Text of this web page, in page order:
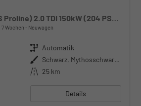
S Line / Proline (S Proline) 2.0 TDI 150kW (204 PS) quattro 7-Gang-Tiptronic
7 Wochen Neuwagen
Getriebe Automatik
Außenfarbe
Schwarz, Mythosschwarz Metallic (0E)
Kilometerstand 25 km
Details